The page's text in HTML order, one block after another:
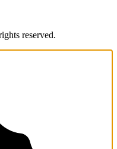
reserved.